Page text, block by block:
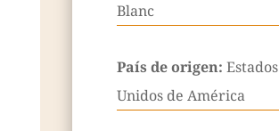
Blanc
País de origen: Estados
Unidos de América